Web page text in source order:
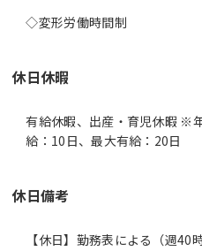
休日休暇
有給休暇、出産・育児休暇 ※
給：10日、最大有給：20日
休日備考
【休日】勤務表による（週40